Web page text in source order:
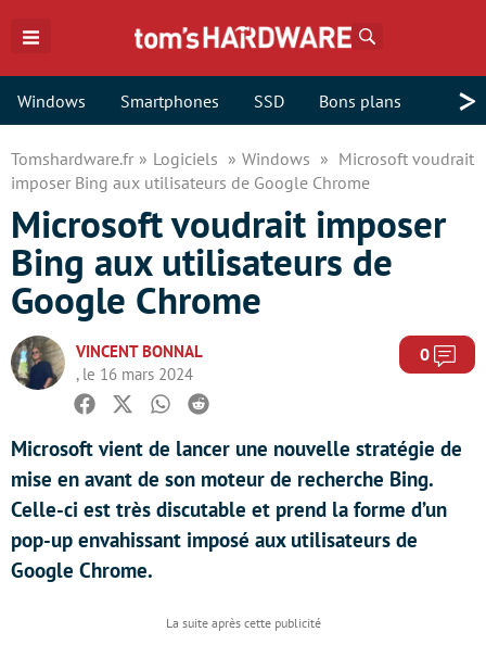
Windows Smartphones SSD Bons plans >
Tomshardware.fr Logiciels Windows
Microsoft voudrait
imposer Bing aux utilisateurs de Google Chrome
Microsoft voudrait imposer
Bing aux utilisateurs de
Google Chrome
VINCENT BONNAL
, le 16 mars 2024
0
Facebook
TwitterWhatsapp
Reddit
Microsoft vient de lancer une nouvelle stratégie de
mise en avant de son moteur de recherche Bing.
Celle-ci est très discutable et prend la forme d’un
pop-up envahissant imposé aux utilisateurs de
Google Chrome.